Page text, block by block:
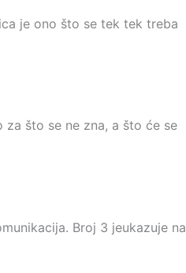
je ono što se tek tek treba
za što se ne zna, a što će se
Broj 3 jeukazuje na